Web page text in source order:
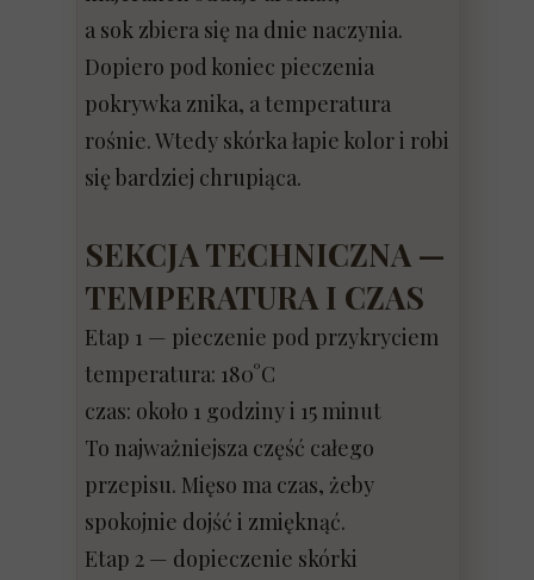
a sok zbiera się na dnie naczynia.
Dopiero pod koniec pieczenia
pokrywka znika, a temperatura
rośnie. Wtedy skórka łapie kolor i robi
się bardziej chrupiąca.
SEKCJA TECHNICZNA —
TEMPERATURA I CZAS
Etap 1 — pieczenie pod przykryciem
temperatura: 180°C
czas: około 1 godziny i 15 minut
To najważniejsza część całego
przepisu. Mięso ma czas, żeby
spokojnie dojść i zmięknąć.
Etap 2 — dopieczenie skórki